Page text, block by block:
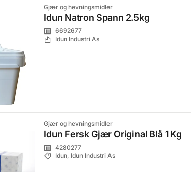
Gjær og hevningsmidler
Idun Natron Spann 2.5kg
6692677
Idun Industri As
Gjær og hevningsmidler
Idun Fersk Gjær Original Blå 1 Kg
4280277
Idun, Idun Industri As